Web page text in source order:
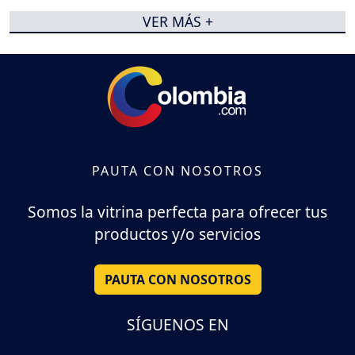
VER MÁS +
PAUTA CON NOSOTROS
Somos la vitrina perfecta para ofrecer tus
productos y/o servicios
PAUTA CON NOSOTROS
SÍGUENOS EN